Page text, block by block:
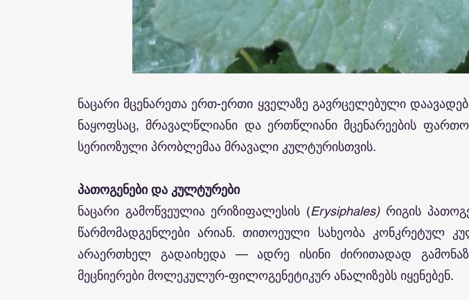
ნაცარი მცენარეთა ერთ-ერთი ყველაზე გავრცელებული
ნაყოფსაც, მრავალწლიანი და ერთწლიანი მცენარეების
სერიოზული პრობლემაა მრავალი კულტურისთვის.
პათოგენები და კულტურები
ნაცარი გამოწვეულია ერიზიფალესის (Erysiphales)რიგის
წარმომადგენლები არიან. თითოეული სახეობა კონკრეტულ
არაერთხელ გადაიხედა — ადრე ისინი ძირითადად
მეცნიერები მოლეკულურ-ფილოგენეტიკურ ანალიზებს იყენებენ.